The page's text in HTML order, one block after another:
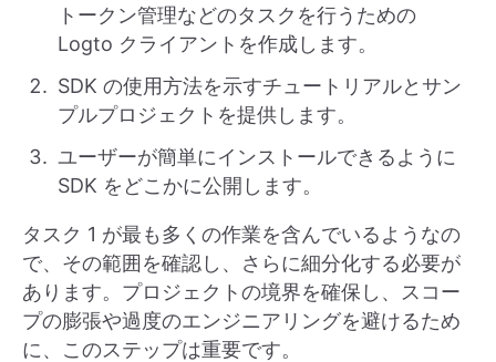
トークン管理などのタスクを行うための
Logto クライアントを作成します。
SDK の使用方法を示すチュートリアルとサン
プルプロジェクトを提供します。
ユーザーが簡単にインストールできるように
SDK をどこかに公開します。
タスク 1 が最も多くの作業を含んでいるようなの
で、その範囲を確認し、さらに細分化する必要が
あります。プロジェクトの境界を確保し、スコー
プの膨張や過度のエンジニアリングを避けるため
に、このステップは重要です。